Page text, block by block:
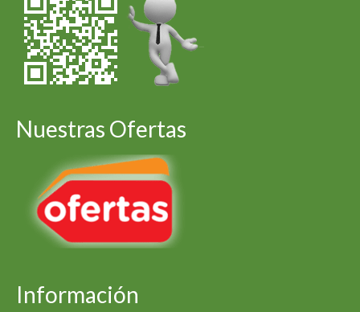
Nuestras Ofertas
Información